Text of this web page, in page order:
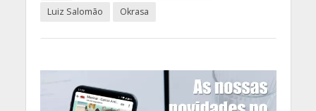
Luiz Salomão
Okrasa